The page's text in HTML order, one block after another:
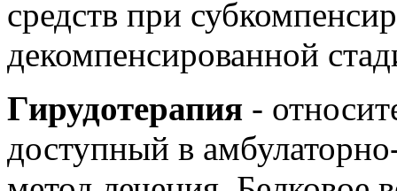
средств при
декомпенсированной
Гирудотерапия -
доступный в